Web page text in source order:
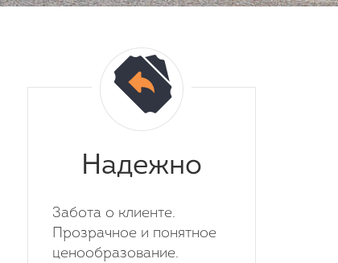
Надежно
Забота о клиенте.
Прозрачное и понятное
ценообразование.